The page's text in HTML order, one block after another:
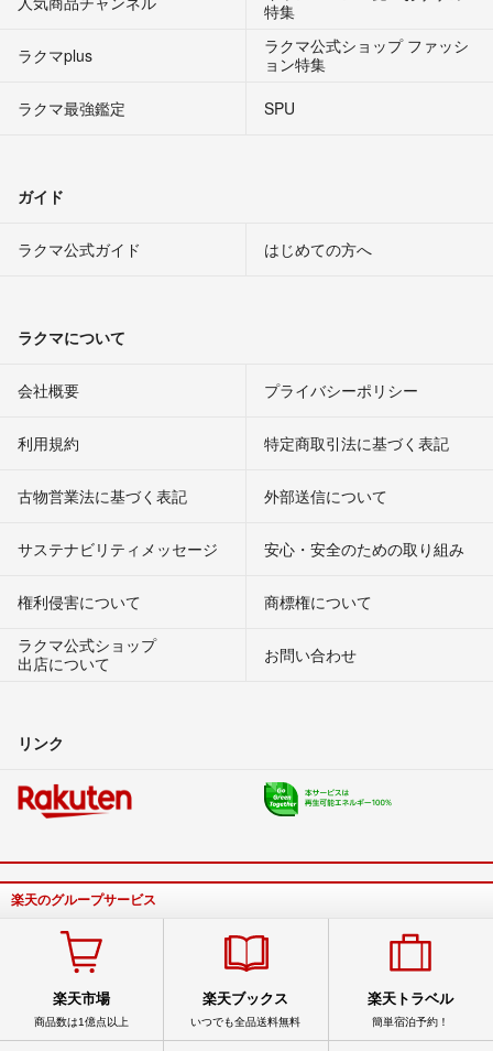
特集
ラクマplus
ラクマ公式ショップ ファッシ
ョン特集
ラクマ最強鑑定
SPU
ガイド
ラクマ公式ガイド はじめての方へ
ラクマについて
会社概要 プライバシーポリシー
利用規約 特定商取引法に基づく表記
古物営業法に基づく表記 外部送信について
サステナビリティメッセージ 安心・安全のための取り組み
権利侵害について
商標権について
ラクマ公式ショップ
出店について
お問い合わせ
リンク
楽天のグループサービス
楽天市場
商品数は1億点以上
楽天ブックス
いつでも全品送料無料
楽天トラベル
簡単宿泊予約！